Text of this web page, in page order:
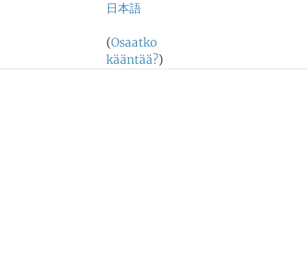
日本語
(Osaatko
kääntää?)